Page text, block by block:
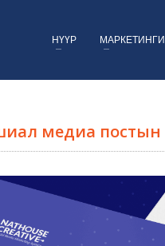
НҮҮР
медиа постын